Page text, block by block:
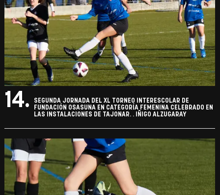
14.
SEGUNDA JORNADA DEL XL TORNEO INTERESCOLAR DE
FUNDACIÓN OSASUNA EN CATEGORÍA FEMENINA CELEBRADO EN
LAS INSTALACIONES DE TAJONAR. . IÑIGO ALZUGARAY